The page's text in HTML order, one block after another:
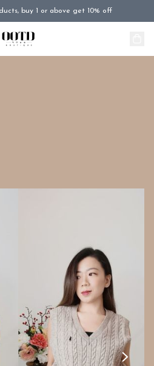
buy 1 or above get 10% off